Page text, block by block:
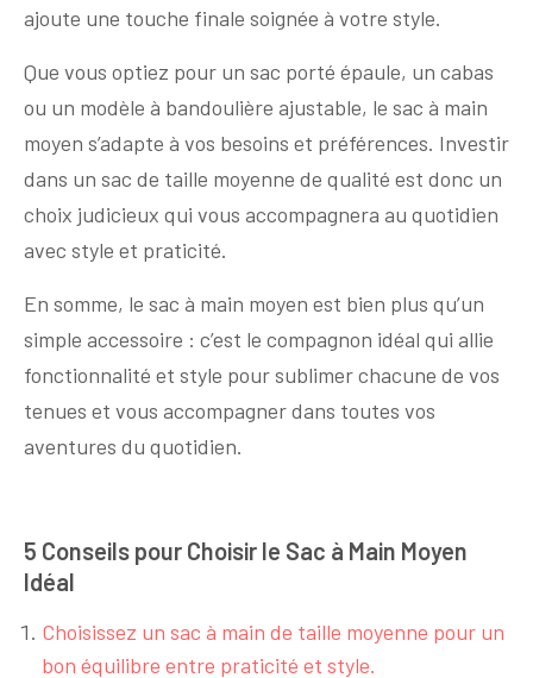
ajoute une touche finale soignée à votre style.
Que vous optiez pour un sac porté épaule, un cabas
ou un modèle à bandoulière ajustable, le sac à main
moyen s’adapte à vos besoins et préférences. Investir
dans un sac de taille moyenne de qualité est donc un
choix judicieux qui vous accompagnera au quotidien
avec style et praticité.
En somme, le sac à main moyen est bien plus qu’un
simple accessoire : c’est le compagnon idéal qui allie
fonctionnalité et style pour sublimer chacune de vos
tenues et vous accompagner dans toutes vos
aventures du quotidien.
5 Conseils pour Choisir le Sac à Main Moyen
Idéal
Choisissez un sac à main de taille moyenne pour un
bon équilibre entre praticité et style.